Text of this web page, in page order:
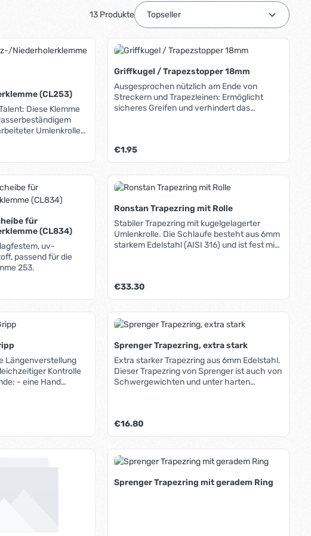
13 Produkte
(CL253)
Diese Klemme
Umlenkrolle
verstellbaren Taljen,
Niederholer - ideal
Deck als Klemme
Gib den gewünschten Wert ein oder
Griffkugel / Trapezstopper 18mm
Ausgesprochen nützlich am Ende von
Streckern und Trapezleinen: Ermöglicht
sicheres Greifen und verhindert das
unterscheiden.
Regulärer Preis:
€1.95
ein oder benutze die Schaltflächen um die
für
(CL834)
uv-
passend für die
253.
Gib den gewünschten Wert ein oder
Ronstan Trapezring mit Rolle
Stabiler Trapezring mit kugelgelagerter
Umlenkrolle. Die Schlaufe besteht aus 6mm
starkem Edelstahl (AISI 316) und ist fest mit
Untersetzung.
Regulärer Preis:
€33.30
Produkt Anzahl: Gib den
ein oder benutze die Schaltflächen um die
Längenverstellung
Kontrolle
- eine Hand
belegt es wieder.
die Justierung
mit der sich der
aus Trapezgriff und
Gib den gewünschten Wert ein oder
Sprenger Trapezring, extra stark
Extra starker Trapezring aus 6mm Edelstahl.
Dieser Trapezring von Sprenger ist auch von
Schwergewichten und unter harten
Regulärer Preis:
€16.80
Produkt Anzahl: Gib den
Sprenger Trapezring mit geradem Ring